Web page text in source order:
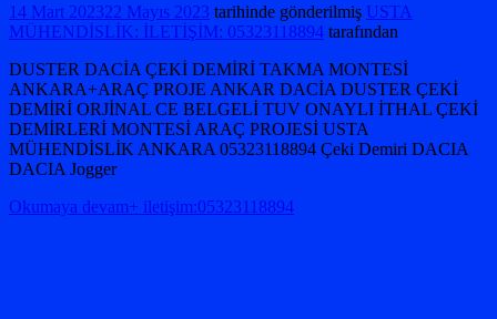
14 Mart 202322 Mayıs 2023 tarihinde gönderilmiş USTA
MÜHENDİSLİK: İLETİŞİM: 05323118894 tarafından
DUSTER DACİA ÇEKİ DEMİRİ TAKMA MONTESİ
ANKARA+ARAÇ PROJE ANKAR DACİA DUSTER ÇEKİ
DEMİRİ ORJİNAL CE BELGELİ TUV ONAYLI İTHAL ÇEKİ
DEMİRLERİ MONTESİ ARAÇ PROJESİ USTA
MÜHENDİSLİK ANKARA 05323118894 Çeki Demiri DACIA
DACIA Jogger
Okumaya devam+ iletişim:05323118894